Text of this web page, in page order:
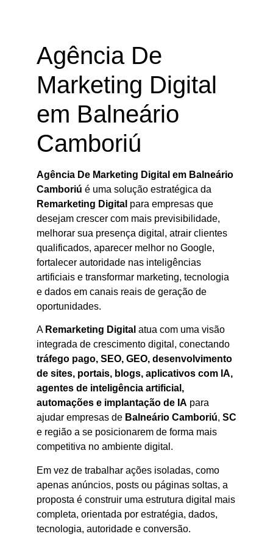
Agência De
Marketing Digital
em Balneário
Camboriú
Agência De Marketing Digital em Balneário
Camboriú é uma solução estratégica da
Remarketing Digital para empresas que
desejam crescer com mais previsibilidade,
melhorar sua presença digital, atrair clientes
qualificados, aparecer melhor no Google,
fortalecer autoridade nas inteligências
artificiais e transformar marketing, tecnologia
e dados em canais reais de geração de
oportunidades.
A Remarketing Digital atua com uma visão
integrada de crescimento digital, conectando
tráfego pago, SEO, GEO, desenvolvimento
de sites, portais, blogs, aplicativos com IA,
agentes de inteligência artificial,
automações e implantação de IA para
ajudar empresas de Balneário Camboriú, SC
e região a se posicionarem de forma mais
competitiva no ambiente digital.
Em vez de trabalhar ações isoladas, como
apenas anúncios, posts ou páginas soltas, a
proposta é construir uma estrutura digital mais
completa, orientada por estratégia, dados,
tecnologia, autoridade e conversão.